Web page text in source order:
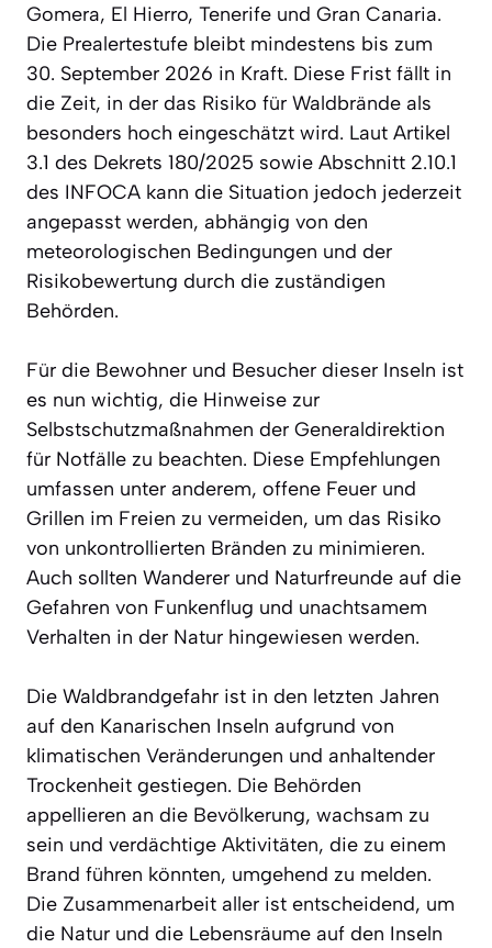
Gomera, El Hierro, Tenerife und Gran Canaria.
Die Prealertestufe bleibt mindestens bis zum
30. September 2026 in Kraft. Diese Frist fällt in
die Zeit, in der das Risiko für Waldbrände als
besonders hoch eingeschätzt wird. Laut Artikel
3.1 des Dekrets 180/2025 sowie Abschnitt 2.10.1
des INFOCA kann die Situation jedoch jederzeit
angepasst werden, abhängig von den
meteorologischen Bedingungen und der
Risikobewertung durch die zuständigen
Behörden.
Für die Bewohner und Besucher dieser Inseln ist
es nun wichtig, die Hinweise zur
Selbstschutzmaßnahmen der Generaldirektion
für Notfälle zu beachten. Diese Empfehlungen
umfassen unter anderem, offene Feuer und
Grillen im Freien zu vermeiden, um das Risiko
von unkontrollierten Bränden zu minimieren.
Auch sollten Wanderer und Naturfreunde auf die
Gefahren von Funkenflug und unachtsamem
Verhalten in der Natur hingewiesen werden.
Die Waldbrandgefahr ist in den letzten Jahren
auf den Kanarischen Inseln aufgrund von
klimatischen Veränderungen und anhaltender
Trockenheit gestiegen. Die Behörden
appellieren an die Bevölkerung, wachsam zu
sein und verdächtige Aktivitäten, die zu einem
Brand führen könnten, umgehend zu melden.
Die Zusammenarbeit aller ist entscheidend, um
die Natur und die Lebensräume auf den Inseln